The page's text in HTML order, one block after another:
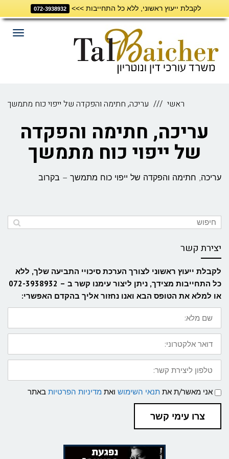
לקבלת ייעוץ ראשוני, ללא כל התחייבות >>> 072-3938932
לתוכן
ראשי עריכה, חתימה והפקדה של ייפוי כוח מתמשך
עריכה, חתימה והפקדה
של ייפוי כוח מתמשך
עריכה, חתימה והפקדה של ייפוי כוח מתמשך – בקרוב
יצירת קשר
לקבלת ייעוץ ראשוני לצורך הערכת סיכויי התביעה שלך, ללא
כל התחייבות מצידך, ניתן ליצור עימנו קשר ב – 072-3938932
או למלא את הטופס הבא ואנו נחזור אליך בהקדם האפשרי:
שם
מלא:
דואר
אלקטרוני:
טלפון
ליצירת
קשר:
תנאי
שימוש
ומדיניות
פרטיות
אני מאשר/ת את תנאי השימוש ואת מדיניות הפרטיות באתר
צרו עימי קשר